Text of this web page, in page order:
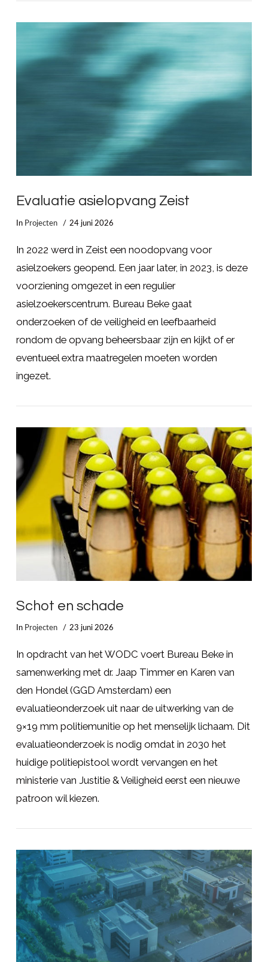
LEES MEER
Evaluatie asielopvang Zeist
In Projecten 24 juni 2026
In 2022 werd in Zeist een noodopvang voor
asielzoekers geopend. Een jaar later, in 2023, is deze
voorziening omgezet in een regulier
asielzoekerscentrum. Bureau Beke gaat
onderzoeken of de veiligheid en leefbaarheid
rondom de opvang beheersbaar zijn en kijkt of er
eventueel extra maatregelen moeten worden
ingezet.
Schot en schade
In Projecten 23 juni 2026
In opdracht van het WODC voert Bureau Beke in
samenwerking met dr. Jaap Timmer en Karen van
den Hondel (GGD Amsterdam) een
evaluatieonderzoek uit naar de uitwerking van de
9×19 mm politiemunitie op het menselijk lichaam. Dit
evaluatieonderzoek is nodig omdat in 2030 het
huidige politiepistool wordt vervangen en het
ministerie van Justitie & Veiligheid eerst een nieuwe
patroon wil kiezen.